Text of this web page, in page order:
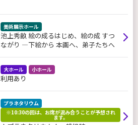
美術展示ホール
池上秀畝 絵の成るはじめ、絵の成 すつ
ながり ―下絵から 本画へ、弟子たちへ
大ホール 小ホール
利用あり
プラネタリウム
※10:30の回は、お席が混み合うことが予想され
ます。